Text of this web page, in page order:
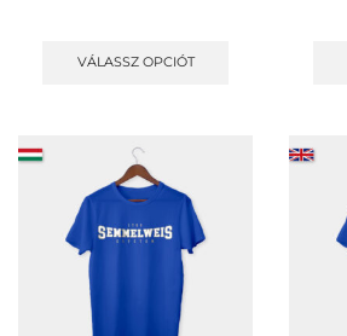
VÁLASSZ OPCIÓT